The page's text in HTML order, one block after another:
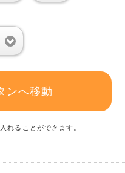
ンへ移動
れることができます。